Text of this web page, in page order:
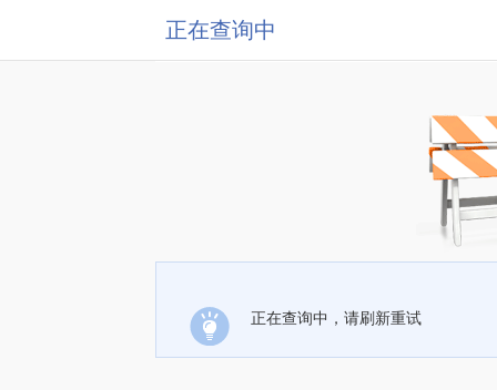
正在查询中
正在查询中，请刷新重试